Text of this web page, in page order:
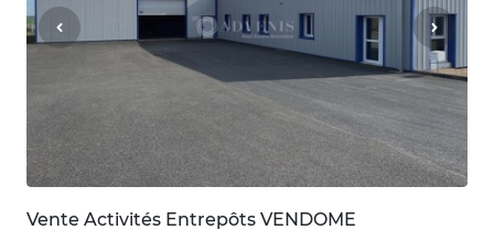
Vente Activités Entrepôts VENDOME